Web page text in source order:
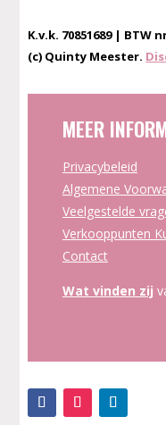
K.v.k. 70851689 | BTW
(c) Quinty Meester.
MEER
Privacybeleid
Algemene
Veelgestelde
Verkooppunten
Contact
Wat vinden zij